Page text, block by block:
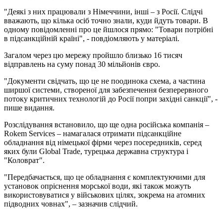
"Деякі з них працювали з Німеччини, інші – з Росії. Слідчі
вважають, що кілька осіб точно знали, куди йдуть товари. В
одному повідомленні про це йшлося прямо: "Товари потрібні
в підсанкційній країні", - повдіомляють у матеріалі.
Загалом через цю мережу пройшло близько 16 тисяч
відправлень на суму понад 30 мільйонів євро.
"Документи свідчать, що це не поодинока схема, а частина
ширшої системи, створеної для забезпечення безперервного
потоку критичних технологій до Росії попри західні санкції", -
пише видання.
Розслідування встановило, що ще одна російська компанія –
Rokem Services – намагалася отримати підсанкційне
обладнання від німецької фірми через посередників, серед
яких були Global Trade, турецька державна структура і
"Коловрат".
"Передбачається, що це обладнання є комплектуючими для
установок опріснення морської води, які також можуть
використовуватися у військових цілях, зокрема на атомних
підводних човнах", – зазначив слідчий.